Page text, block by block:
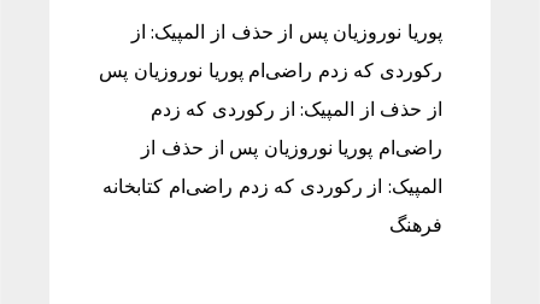
پوریا نوروزیان پس از حذف از المپیک: از
رکوردی که زدم راضی‌ام پوریا نوروزیان پس
از حذف از المپیک: از رکوردی که زدم
راضی‌ام پوریا نوروزیان پس از حذف از
المپیک: از رکوردی که زدم راضی‌ام کتابخانه
فرهنگ